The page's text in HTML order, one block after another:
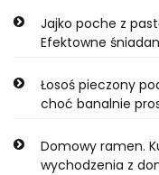
Jajko poche z
Efektowne
Łosoś pieczony
choć banalnie
Domowy ramen.
wychodzenia z